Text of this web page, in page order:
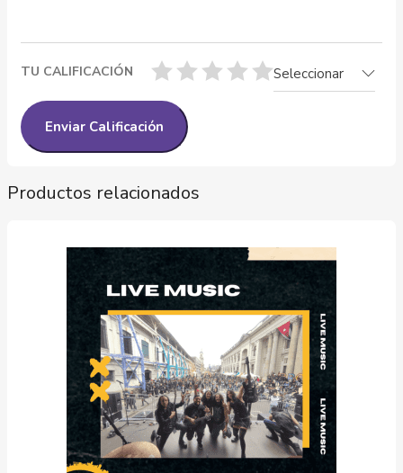
TU CALIFICACIÓN Seleccionar
Productos relacionados